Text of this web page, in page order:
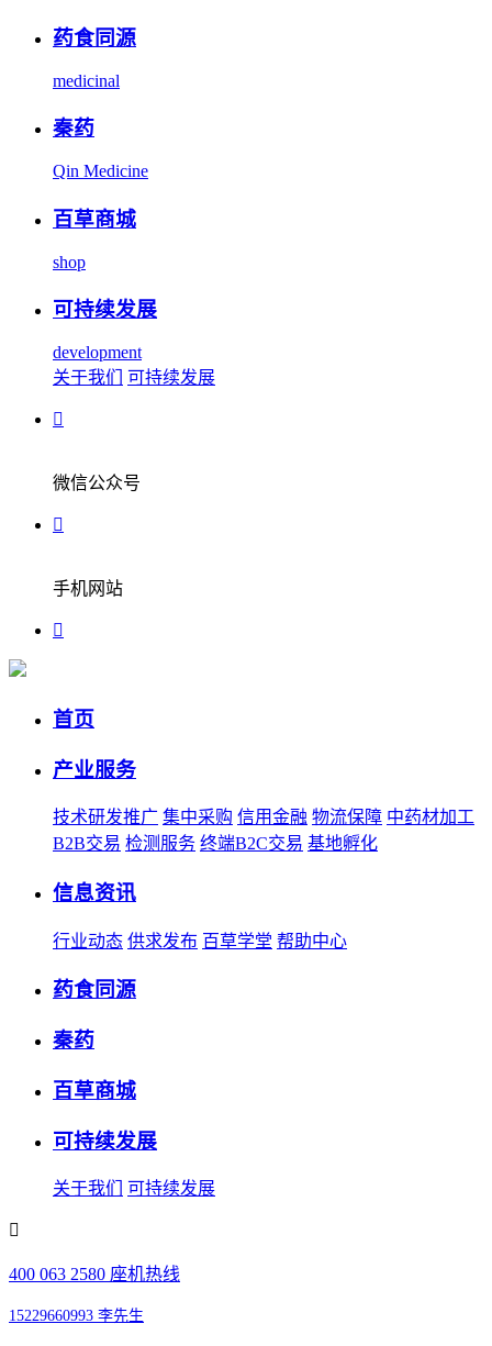
药食同源
medicinal
秦药
Qin Medicine
百草商城
shop
可持续发展
development
关于我们
可持续发展
微信公众号
手机网站
首页
产业服务
技术研发推广 集中采购 信用金融 物流保障 中药材加工
B2B交易 检测服务 终端B2C交易 基地孵化
信息资讯
行业动态 供求发布 百草学堂 帮助中心
药食同源
秦药
百草商城
可持续发展
关于我们 可持续发展
400 063 2580 座机热线
15229660993 李先生